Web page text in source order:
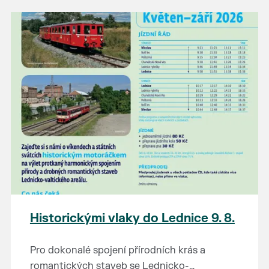
Prodejce prosíme tradičně o příchod 30
minut před začátkem, aby si vše na
prodejních místech stihli přichystat. Pokud
plánujete přijít a chcete rezervovat prodejní
místo, potvrďte prosím účast přes email
petr.vlasak@breclav.eu nebo zde v události,
ať víme, s kolika lidmi máme počítat. Počet
prodejních míst je omezen.
Těšíme se jako vždy!
Historickými vlaky do Lednice 9. 8.
Pro dokonalé spojení přírodních krás a
romantických staveb se Lednicko-